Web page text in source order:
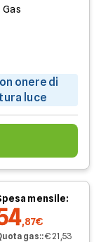
onere di
luce
mensile:
,87€
gas::€ 21,53